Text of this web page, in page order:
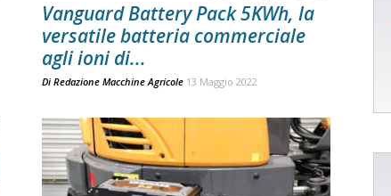
Vanguard Battery Pack 5KWh, la
versatile batteria commerciale
agli ioni di...
Di Redazione Macchine Agricole 13 Maggio 2022